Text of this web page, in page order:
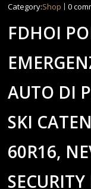
Category:Shop 0
FDHOI
AUTO DI
SKI
60R16,